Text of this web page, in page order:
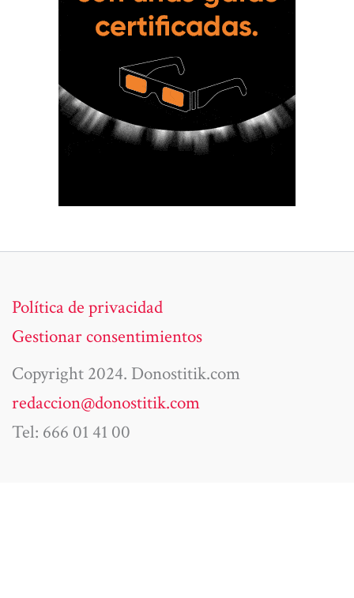
Política de privacidad
Gestionar consentimientos
Copyright 2024. Donostitik.com
redaccion@donostitik.com
Tel: 666 01 41 00